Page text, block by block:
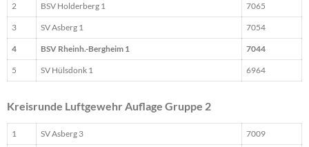
2 BSV Holderberg 1 7065
3 SV Asberg 1 7054
4 BSV Rheinh.-Bergheim 1 7044
5 SV Hülsdonk 1 6964
Kreisrunde Luftgewehr Auflage Gruppe 2
1 SV Asberg 3 7009